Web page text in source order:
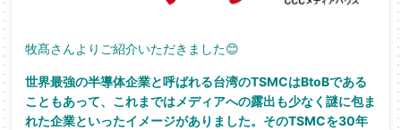
牧髙さんよりご紹介いただきました😊
世界最強の半導体企業と呼ばれる台湾のTSMCはBtoBである
こともあって、これまではメディアへの露出も少なく謎に包ま
れた企業といったイメージがありました。そのTSMCを30年